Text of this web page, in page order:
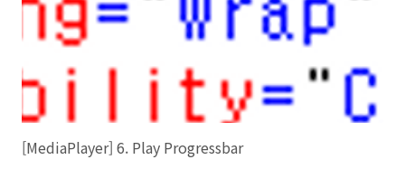
[MediaPlayer] 6. Play Progressbar